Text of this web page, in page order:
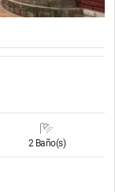
2 Baño(s)